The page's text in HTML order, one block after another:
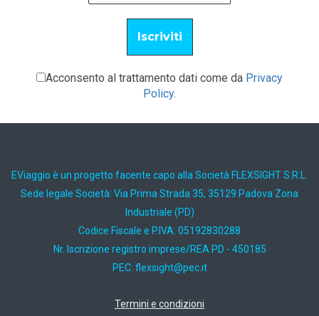
Acconsento al trattamento dati come da Privacy
Policy.
EViaggio è un progetto facente capo alla Società FLEXSIGHT S.R.L.
Sede legale Società: Via Prima Strada 35, 35129 Padova Zona
Industriale (PD)
Codice Fiscale e P.IVA: 05192830288
Nr. Iscrizione registro imprese/REA PD - 450185
PEC: ti.cep@thgisxelf
Termini e condizioni